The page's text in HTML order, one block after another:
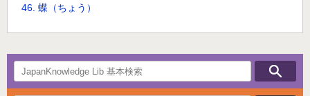
46. 蝶（ちょう）